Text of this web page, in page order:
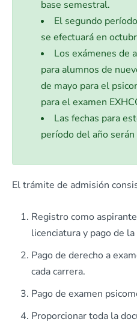
base semestral.
El segundo
se efectuará en
Los exámenes de
para alumnos de
de mayo para el
para el examen
Las fechas para
período del año
El trámite de admisión
Registro como
licenciatura y pago de
Pago de derecho a
cada carrera.
Pago de examen
Proporcionar toda la